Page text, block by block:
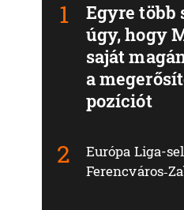
Egyre több
úgy, hogy
saját
a
pozíciót
Európa Liga-